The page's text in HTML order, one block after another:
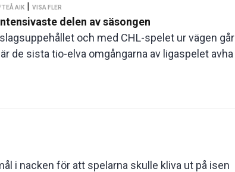
AIK | VISA FLER
delen av säsongen
och med CHL-spelet ur vägen går
de sista tio-elva omgångarna av ligaspelet avha
i nacken för att spelarna skulle kliva ut på isen